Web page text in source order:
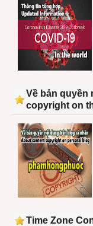
Về bản quyền
copyright on
Time Zone